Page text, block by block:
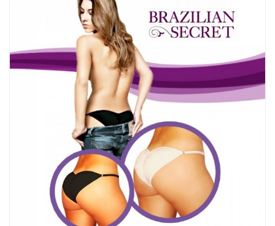
Գեղեցկություն ԵՒ Խնամք
Երեխաների Համար
Լավագույն Վաճառք